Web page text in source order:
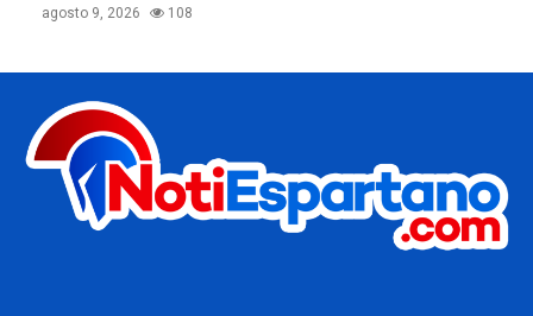
agosto 9, 2026 108